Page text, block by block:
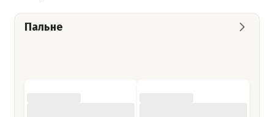
Пальне